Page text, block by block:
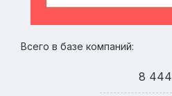
Всего в базе компаний:
8 444